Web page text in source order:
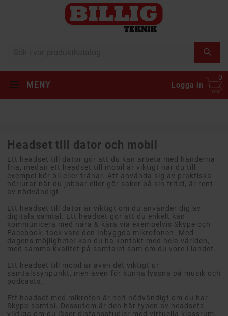
MENY Logga in
0
Headset till dator och mobil
Ett headset till dator gör att du kan arbeta med händerna
fria, medan ett headset till mobil är viktigt när du till
exempel kör bil eller tränar. Att använda sig av praktiska
hörlurar när du jobbar eller gör saker på sin fritid, är rent
av nödvändigt.
Ett headset till dator är viktigt om du använder dig av
digitala samtal. Ett headset gör att du enkelt kan
kommunicera med nära & kära via exempelvis Skype och
Facebook, tack vare den inbyggda mikrofonen. Med
dagens möjligheter kan du ha kontakt med hela världen,
med samma kvalitet på samtalet som om du vore i landet.
Ett headset till mobil är även det viktigt ur
samtalssynpunkt, men även för kunna lyssna på musik och
podcasts.
Ett headset med mikrofon är helt nödvändigt om du har
Skype-samtal. Dessutom är den här typen av headsets
viktiga om du läser distansstudier med virtuella klassrum.